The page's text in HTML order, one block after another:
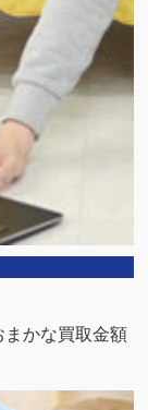
かな買取金額